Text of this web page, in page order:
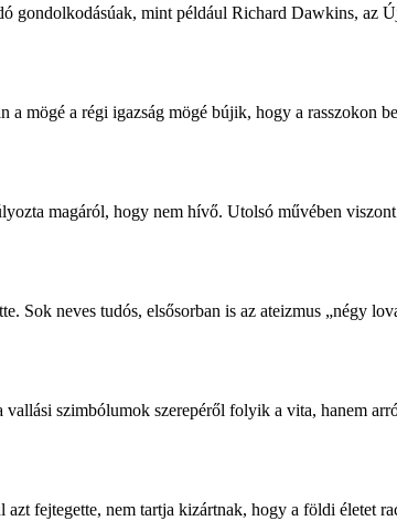
gondolkodásúak, mint például Richard Dawkins, az
mögé a régi igazság mögé bújik, hogy a rasszokon
magáról, hogy nem hívő. Utolsó művében
Sok neves tudós, elsősorban is az ateizmus „négy
szimbólumok szerepéről folyik a vita, hanem
azt fejtegette, nem tartja kizártnak, hogy a földi életet